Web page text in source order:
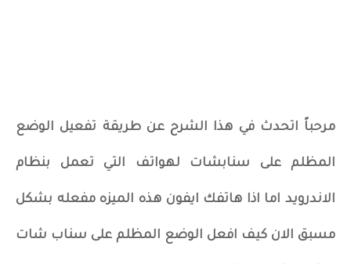
مرحباً اتحدث في هذا الشرح عن طريقة تفعيل الوضع
المظلم على سنابشات لهواتف التي تعمل بنظام
الاندرويد اما اذا هاتفك ايفون هذه الميزه مفعله بشكل
مسبق الان كيف افعل الوضع المظلم على سناب شات